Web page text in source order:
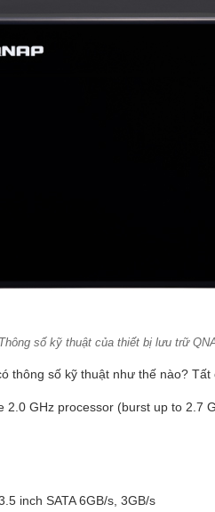
Thông số kỹ thuật của thiết bị lưu trữ
thông số kỹ thuật như thế nào? Tất
2.0 GHz processor (burst up to 2.7
inch SATA 6GB/s, 3GB/s